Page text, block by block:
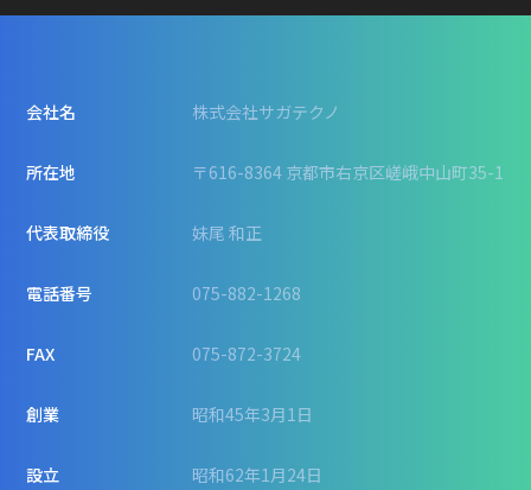
会社名 株式会社サガテクノ
所在地 〒616-8364 京都市右京区嵯峨中山町35-1
代表取締役 妹尾 和正
電話番号 075-882-1268
FAX 075-872-3724
創業 昭和45年3月1日
設立 昭和62年1月24日